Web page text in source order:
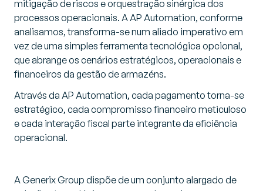
mitigação de riscos e orquestração sinérgica dos
processos operacionais. A AP Automation, conforme
analisamos, transforma-se num aliado imperativo em
vez de uma simples ferramenta tecnológica opcional,
que abrange os cenários estratégicos, operacionais e
financeiros da gestão de armazéns.
Através da AP Automation, cada pagamento torna-se
estratégico, cada compromisso financeiro meticuloso
e cada interação fiscal parte integrante da eficiência
operacional.
A Generix Group dispõe de um conjunto alargado de